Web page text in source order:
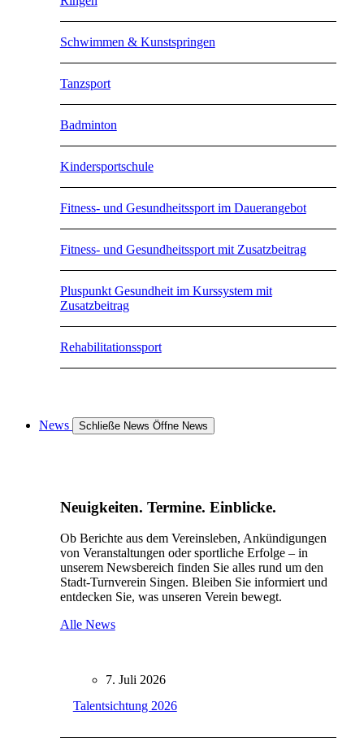
Schwimmen & Kunstspringen
Tanzsport
Badminton
Kindersportschule
Fitness- und Gesundheitssport im Dauerangebot
Fitness- und Gesundheitssport mit Zusatzbeitrag
Pluspunkt Gesundheit im Kurssystem mit
Zusatzbeitrag
Rehabilitationssport
News Schließe News Öffne News
Neuigkeiten. Termine. Einblicke.
Ob Berichte aus dem Vereinsleben, Ankündigungen
von Veranstaltungen oder sportliche Erfolge – in
unserem Newsbereich finden Sie alles rund um den
Stadt-Turnverein Singen. Bleiben Sie informiert und
entdecken Sie, was unseren Verein bewegt.
Alle News
7. Juli 2026
Talentsichtung 2026